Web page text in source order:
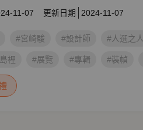
11-07 更新日期 2024-11-07
#宮崎駿 #設計師 #人選之人
裡 #展覽 #專輯 #裝幀
生活